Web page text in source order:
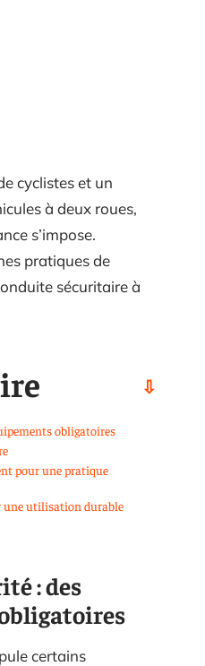
cyclistes et un
à deux roues,
s’impose.
pratiques de
sécuritaire à
obligatoires
pour une pratique
une utilisation durable
: des
certains